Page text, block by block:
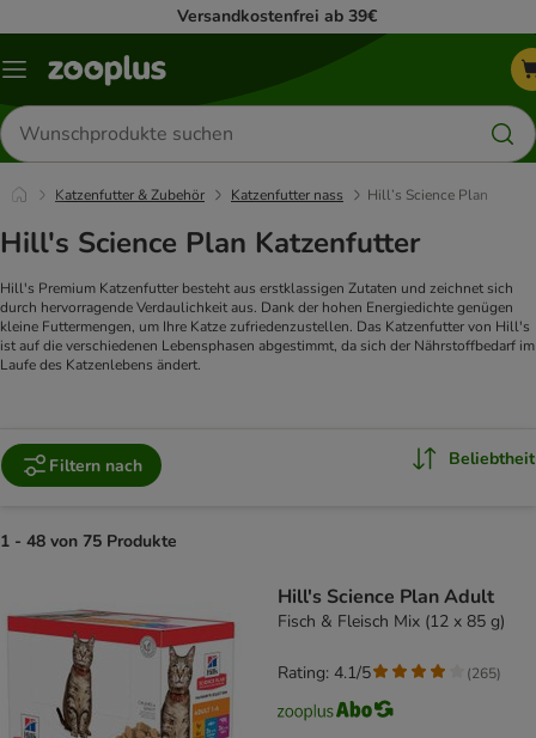
Versandkostenfrei ab 39€
Menü
Produkte
suchen
Katzenfutter & Zubehör Katzenfutter nass Hill’s Science Plan
Hill's Science Plan Katzenfutter
Hill's Premium Katzenfutter besteht aus erstklassigen Zutaten und zeichnet sich
durch hervorragende Verdaulichkeit aus. Dank der hohen Energiedichte genügen
kleine Futtermengen, um Ihre Katze zufriedenzustellen. Das Katzenfutter von Hill's
ist auf die verschiedenen Lebensphasen abgestimmt, da sich der Nährstoffbedarf im
Laufe des Katzenlebens ändert.
Filtern nach Beliebtheit
1 - 48 von 75 Produkte
Hill's Science Plan Adult
Fisch & Fleisch Mix (12 x 85 g)
Rating: 4.1/5 (265)